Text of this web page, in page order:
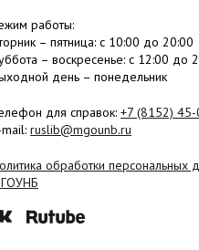
работы:
– пятница: с 10:00 до 20:00
– воскресенье: c 12:00 до
день – понедельник
для справок: +7 (8152) 45-
ruslib@mgounb.ru
обработки персональных